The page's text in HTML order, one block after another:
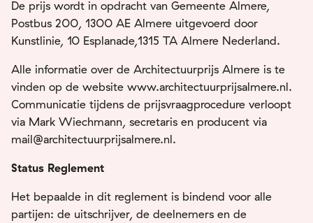
De prijs wordt in opdracht van Gemeente Almere,
Postbus 200, 1300 AE Almere uitgevoerd door
Kunstlinie, 10 Esplanade,1315 TA Almere Nederland.
Alle informatie over de Architectuurprijs Almere is te
vinden op de website www.architectuurprijsalmere.nl.
Communicatie tijdens de prijsvraagprocedure verloopt
via Mark Wiechmann, secretaris en producent via
mail@architectuurprijsalmere.nl.
Status Reglement
Het bepaalde in dit reglement is bindend voor alle
partijen: de uitschrijver, de deelnemers en de